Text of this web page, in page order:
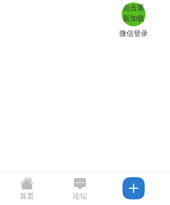
点击重
新加载
微信登录
首页 论坛